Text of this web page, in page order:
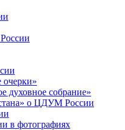
очерки»
духовное собрание»
о ЦДУМ России
в фотографиях